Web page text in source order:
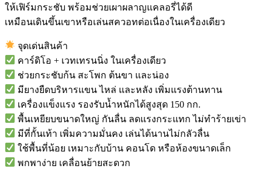
ให้เฟิร์มกระชับ พร้อมช่วยเผาผลาญแคลอรี่ได้ดี
เหมือนเดินขึ้นเขาหรือเล่นสควอทต่อเนื่องในเครื่องเดียว
จุดเด่นสินค้า
คาร์ดิโอ + เวทเทรนนิ่ง ในเครื่องเดียว
ช่วยกระชับก้น สะโพก ต้นขา และน่อง
มียางยืดบริหารแขน ไหล่ และหลัง เพิ่มแรงต้านทาน
เครื่องแข็งแรง รองรับน้ำหนักได้สูงสุด 150 กก.
พื้นเหยียบขนาดใหญ่ กันลื่น ลดแรงกระแทก ไม่ทำร้ายเข่า
มีที่กั้นเท้า เพิ่มความมั่นคง เล่นได้นานไม่กลัวลื่น
ใช้พื้นที่น้อย เหมาะกับบ้าน คอนโด หรือห้องขนาดเล็ก
พกพาง่าย เคลื่อนย้ายสะดวก